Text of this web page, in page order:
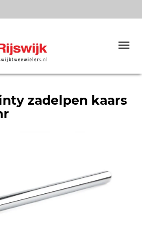
zadelpen kaars